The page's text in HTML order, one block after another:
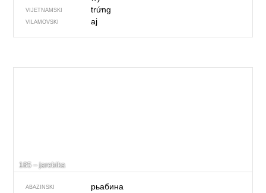
VIJETNAMSKI trứng
VILAMOVSKI aj
185 – jarebika
ABAZINSKI рьабина